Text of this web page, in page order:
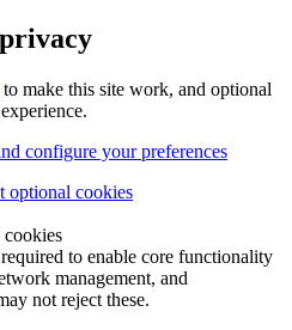
to make this site work, and optional
configure your preferences
optional cookies
cookies
to enable core functionality
management, and
not reject these.